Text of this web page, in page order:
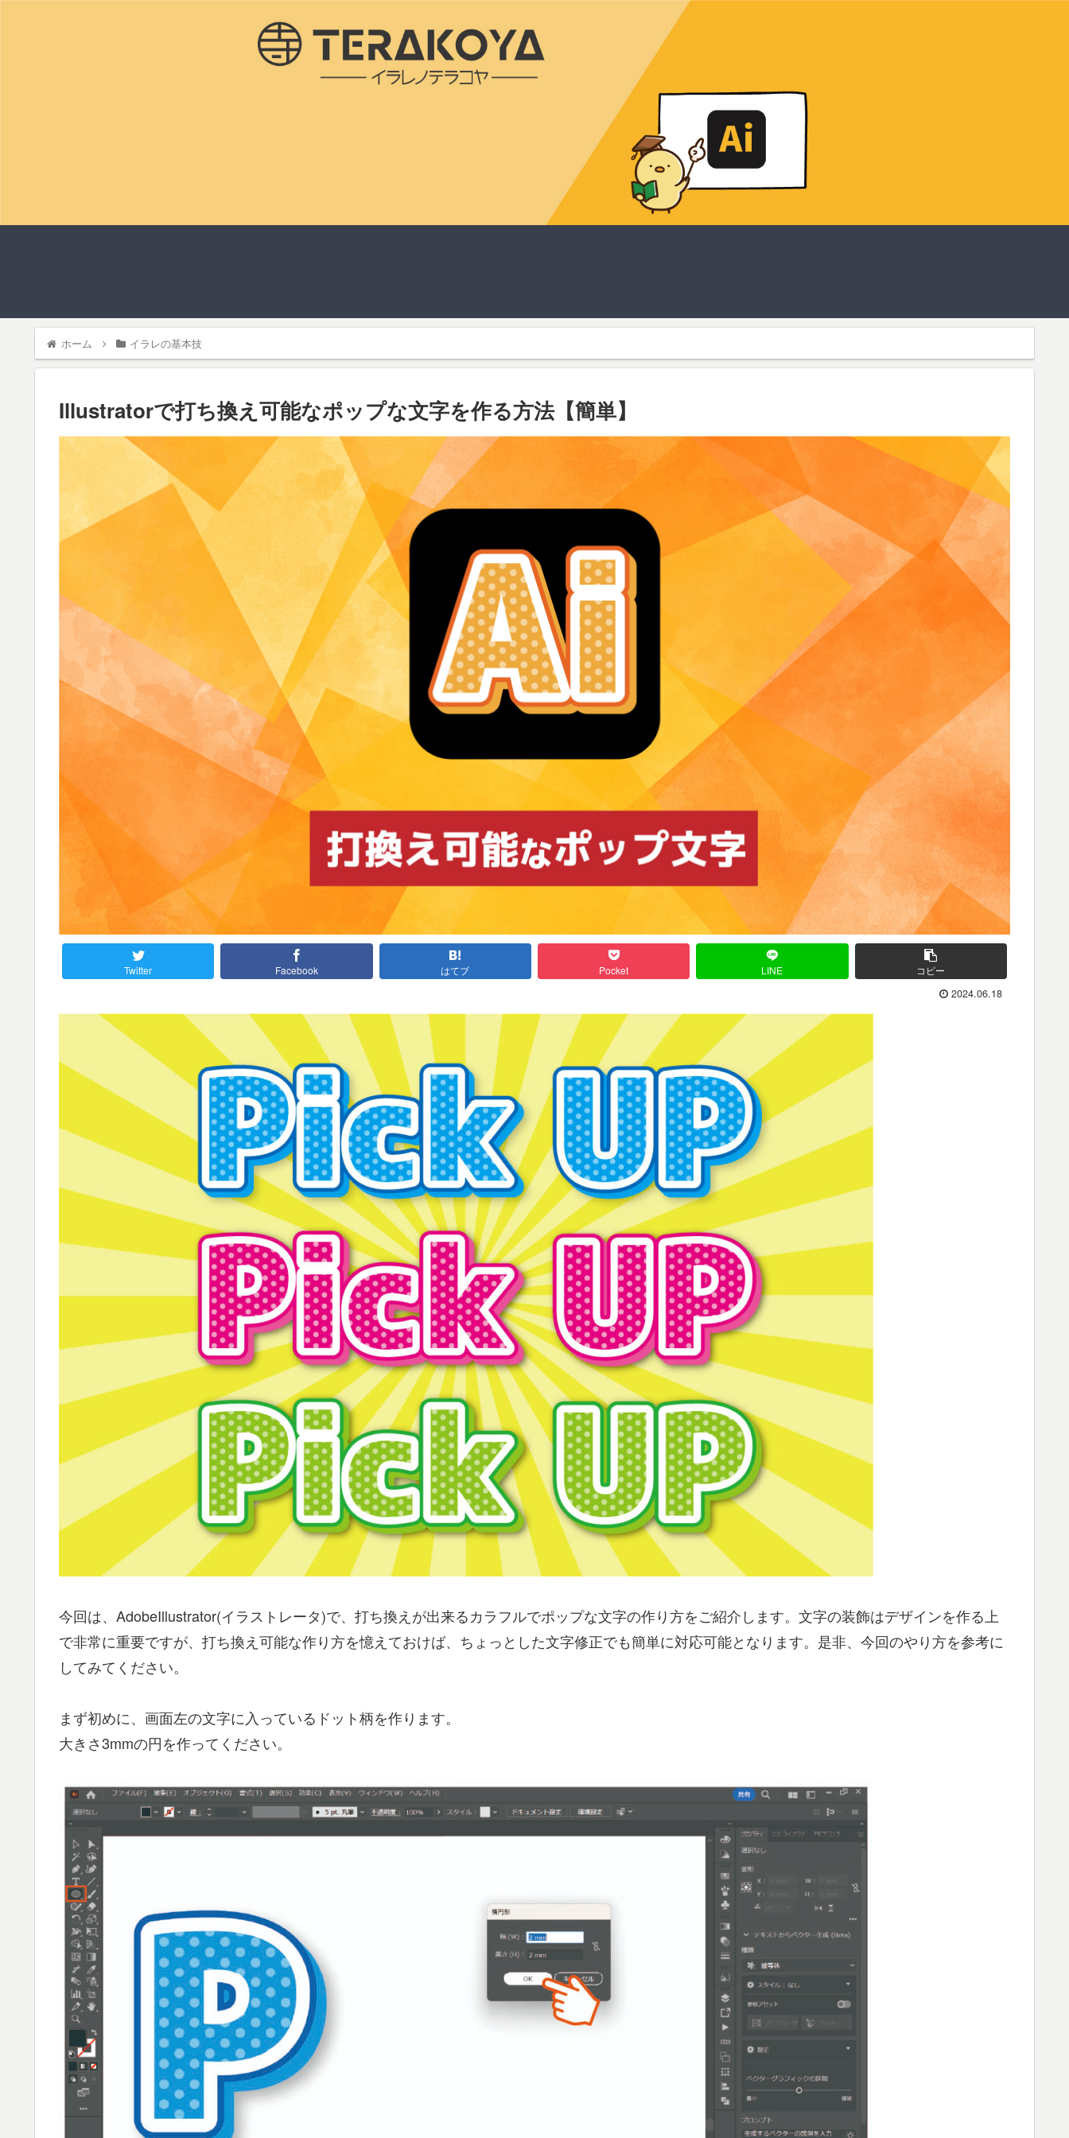
ホーム イラレの基本技
Illustratorで打ち換え可能なポップな文字を作る方法【簡単】
Twitter Facebook はてブ Pocket LINE コピー
2024.06.18
今回は、AdobeIllustrator(イラストレータ)で、打ち換えが出来るカラフルでポップな文字の作り方をご紹介します。文字の装飾はデザインを作る上
で非常に重要ですが、打ち換え可能な作り方を憶えておけば、ちょっとした文字修正でも簡単に対応可能となります。是非、今回のやり方を参考に
してみてください。
まず初めに、画面左の文字に入っているドット柄を作ります。
大きさ3mmの円を作ってください。